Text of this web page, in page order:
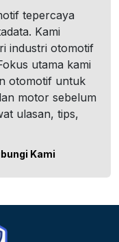
tepercaya
Kami
industri otomotif
utama kami
otomotif untuk
motor sebelum
ulasan, tips,
Kami